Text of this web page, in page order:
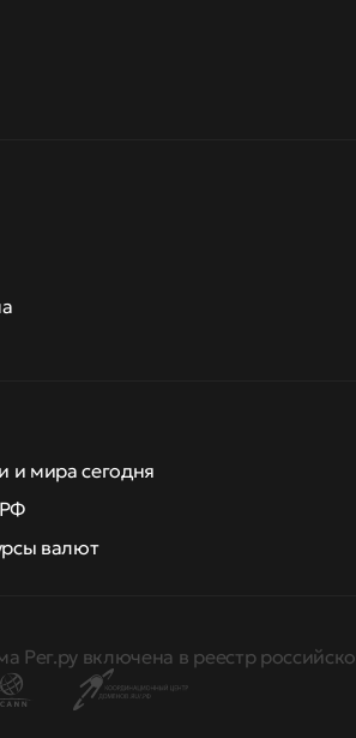
и мира сегодня
валют
Рег.ру включена в реестр